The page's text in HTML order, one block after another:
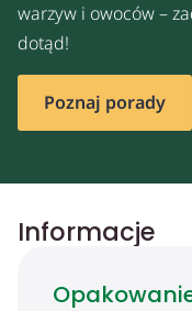
warzyw i owoców –
dotąd!
Poznaj porady
Informacje